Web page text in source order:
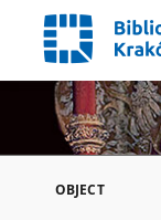
OBJECT